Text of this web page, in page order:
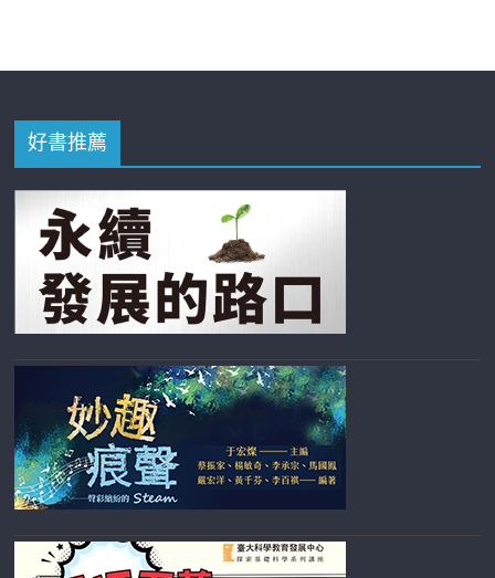
好書推薦